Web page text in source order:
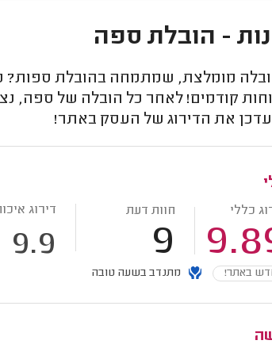
- הובלת ספה
מומלצת, שמתמחה בהובלת ספות?
קודמים! לאחר כל הובלה של ספה,
את הדירוג של העסק באתר!
כללי חוות דעת
9
דירוג
9.9
באתר! מתנדב בשעה טובה